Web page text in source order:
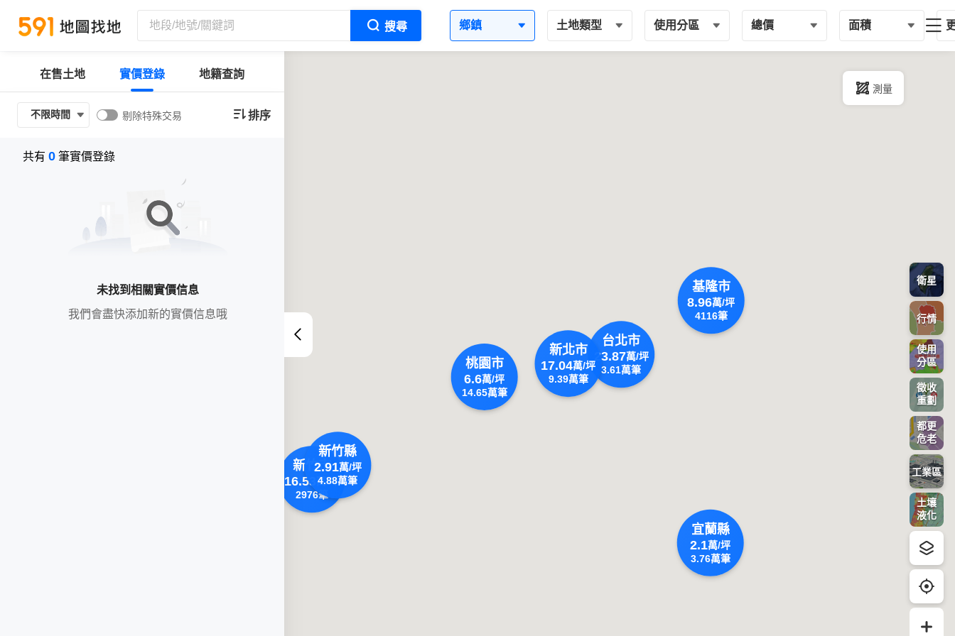
搜尋 鄉鎮 土地類型 使用分區 總價 面積
台北市
23.87萬/坪
3.61萬筆
新北市
17.04萬/坪
9.39萬筆
桃園市
6.6萬/坪
14.65萬筆
新竹市
16.53 萬/坪
2976筆
新竹縣
2.91萬/坪
4.88萬筆
宜蘭縣
2.1萬/坪
3.76萬筆
基隆市
8.96萬/坪
4116筆
測量
衛星
行情
使用
分區
徵收
重劃
都更
危老
工業區
土壤
液化
在售土地 實價登錄 地籍查詢
不限時間 剔除特殊交易 排序
共有 0 筆實價登錄
未找到相關實價信息
我們會盡快添加新的實價信息哦